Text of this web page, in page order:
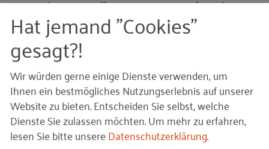
Am Nachmittag stellten Dr. Ernst Bartels und
Friedrich Müller (DuBay Polymer GmbH) noch
weitere Details und Ergebnisse der zwei
Betriebsprojekte vor.
Was bleibt
Die Vertreter der wissenschaftlichen Institute sahen
Hat jemand "Cookies"
gesagt?!
Wir würden gerne einige Dienste verwenden, um
Ihnen ein bestmögliches Nutzungserlebnis auf unserer
Website zu bieten. Entscheiden Sie selbst, welche
Dienste Sie zulassen möchten.Um mehr zu erfahren,
lesen Sie bitte unsereDatenschutzerklärung.